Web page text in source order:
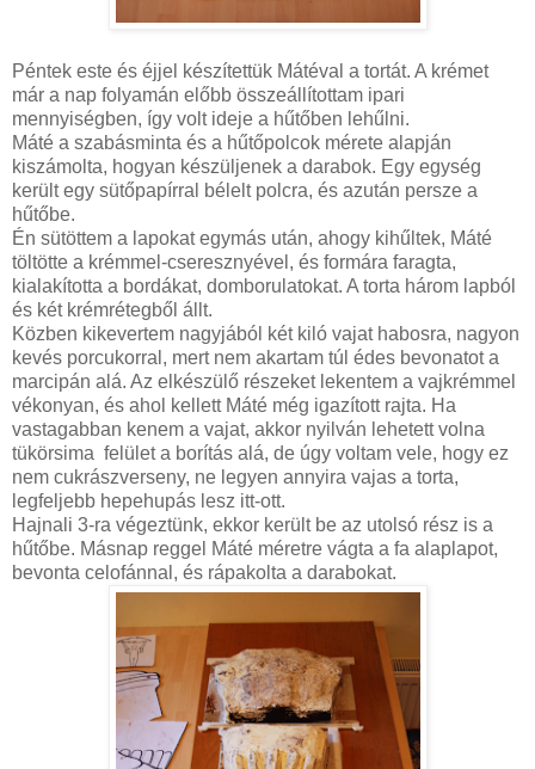
Péntek este és éjjel készítettük Mátéval a tortát. A krémet
már a nap folyamán előbb összeállítottam ipari
mennyiségben, így volt ideje a hűtőben lehűlni.
Máté a szabásminta és a hűtőpolcok mérete alapján
kiszámolta, hogyan készüljenek a darabok. Egy egység
került egy sütőpapírral bélelt polcra, és azután persze a
hűtőbe.
Én sütöttem a lapokat egymás után, ahogy kihűltek, Máté
töltötte a krémmel-cseresznyével, és formára faragta,
kialakította a bordákat, domborulatokat. A torta három lapból
és két krémrétegből állt.
Közben kikevertem nagyjából két kiló vajat habosra, nagyon
kevés porcukorral, mert nem akartam túl édes bevonatot a
marcipán alá. Az elkészülő részeket lekentem a vajkrémmel
vékonyan, és ahol kellett Máté még igazított rajta. Ha
vastagabban kenem a vajat, akkor nyilván lehetett volna
tükörsima felület a borítás alá, de úgy voltam vele, hogy ez
nem cukrászverseny, ne legyen annyira vajas a torta,
legfeljebb hepehupás lesz itt-ott.
Hajnali 3-ra végeztünk, ekkor került be az utolsó rész is a
hűtőbe. Másnap reggel Máté méretre vágta a fa alaplapot,
bevonta celofánnal, és rápakolta a darabokat.